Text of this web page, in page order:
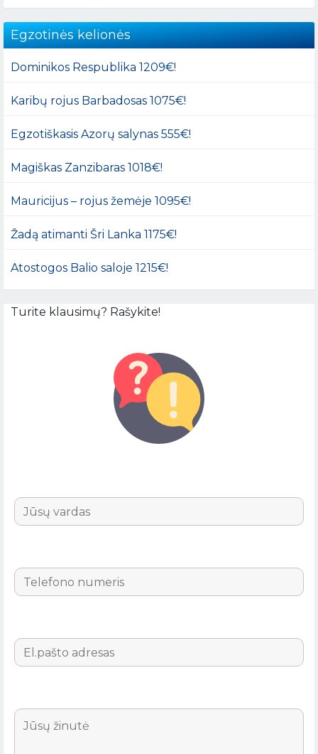
Egzotinės kelionės
Dominikos Respublika 1209€!
Karibų rojus Barbadosas 1075€!
Egzotiškasis Azorų salynas 555€!
Magiškas Zanzibaras 1018€!
Mauricijus – rojus žemėje 1095€!
Žadą atimanti Šri Lanka 1175€!
Atostogos Balio saloje 1215€!
Turite klausimų? Rašykite!